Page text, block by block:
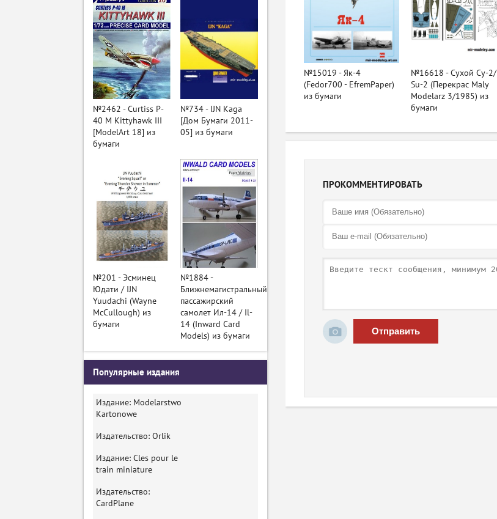
№15019 - Як-4
(Fedor700 - EfremPaper)
из бумаги
№16618 - Сухой Су-2/
Su-2 (Перекрас Maly
Modelarz 3/1985) из
бумаги
ПРОКОММЕНТИРОВАТЬ
Отправить
№2462 - Curtiss P-
40 M Kittyhawk III
[ModelArt 18] из
бумаги
№734 - IJN Kaga
[Дом Бумаги 2011-
05] из бумаги
№201 - Эсминец
Юдати / IJN
Yuudachi (Wayne
McCullough) из
бумаги
№1884 -
Ближнемагистральный
пассажирский
самолет Ил-14 / Il-
14 (Inward Card
Models) из бумаги
Популярные издания
Издание: Modelarstwo
Kartonowe
Издательство: Orlik
Издание: Cles pour le
train miniature
Издательство:
CardPlane